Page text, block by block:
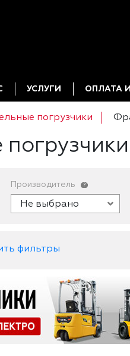
УСЛУГИ ОПЛАТА
погрузчики
Производитель ?
Не выбрано
фильтры